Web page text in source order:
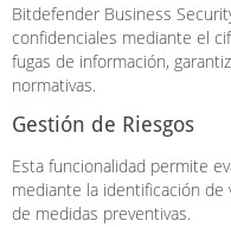
Bitdefender Business
confidenciales mediante el
fugas de información,
normativas.
Gestión de Riesgos
Esta funcionalidad permite
mediante la identificación de
de medidas preventivas.